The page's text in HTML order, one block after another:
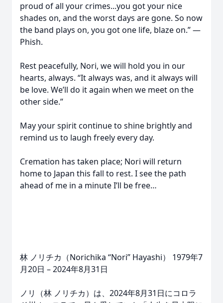
proud of all your crimes...you got your nice
shades on, and the worst days are gone. So now
the band plays on, you got one life, blaze on.” —
Phish.
Rest peacefully, Nori, we will hold you in our
hearts, always. “It always was, and it always will
be love. We’ll do it again when we meet on the
other side.”
May your spirit continue to shine brightly and
remind us to laugh freely every day.
Cremation has taken place; Nori will return
home to Japan this fall to rest. I see the path
ahead of me in a minute I’ll be free…
林 ノリチカ（Norichika “Nori” Hayashi） 1979年7
月20日 – 2024年8月31日
ノリ（林 ノリチカ）は、2024年8月31日にコロラ